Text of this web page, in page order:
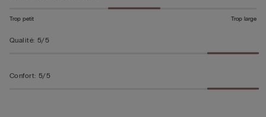
Trop petit Trop large
Qualité: 5/5
Confort: 5/5